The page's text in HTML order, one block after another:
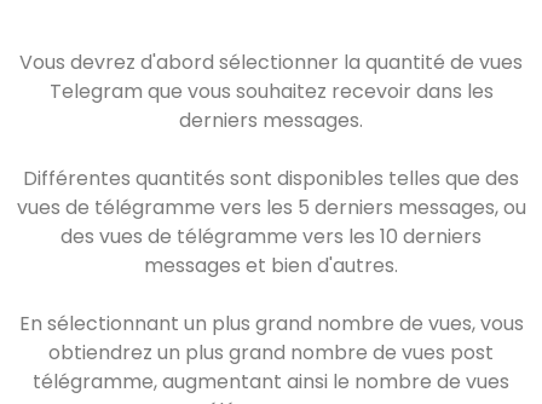
Vous devrez d'abord sélectionner la quantité de vues
Telegram que vous souhaitez recevoir dans les
derniers messages.
Différentes quantités sont disponibles telles que des
vues de télégramme vers les 5 derniers messages, ou
des vues de télégramme vers les 10 derniers
messages et bien d'autres.
En sélectionnant un plus grand nombre de vues, vous
obtiendrez un plus grand nombre de vues post
télégramme, augmentant ainsi le nombre de vues